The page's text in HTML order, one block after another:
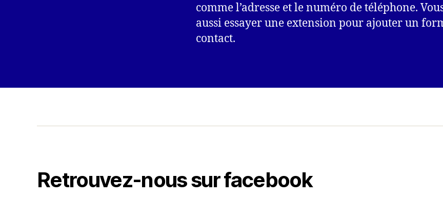
comme l’adresse et le numéro de téléphone.
aussi essayer une extension pour ajouter un
contact.
Retrouvez-nous sur facebook